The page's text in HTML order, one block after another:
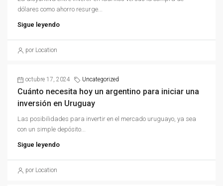
dólares como ahorro resurge...
Sigue leyendo
por Location
octubre 17, 2024 Uncategorized
Cuánto necesita hoy un argentino para iniciar una
inversión en Uruguay
Las posibilidades para invertir en el mercado uruguayo, ya sea
con un simple depósito...
Sigue leyendo
por Location